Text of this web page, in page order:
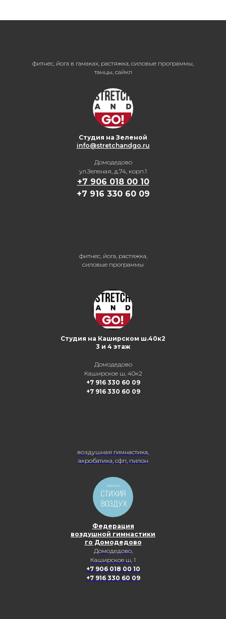
фитнес, йога в гамаках, растяжка, силовые программы,
танцы, сайкл
Студия на Зеленой
info@stretchandgo.ru
Домодедово
ул.Зеленая, д.74, корп.1
+7 906 018 00 10
+7 916 330 60 09
фитнес, йога, растяжка,
силовые программы
Студия на Каширском ш.40к2
3 и 4 этаж
Домодедово
Каширское ш, 40к2
+7 916 330 60 09
+7 916 330 60 09
воздушная гимнастика,
акробатика, сфп, пилон
Федерация
воздушной гимнастики
го Домодедово
Домодедово,
Каширское ш, 1
+7 906 018 00 10
+7 916 330 60 09